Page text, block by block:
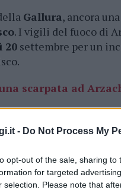
- Do Not Process My
opt-out of the sale, sharing
for targeted
selection. Please note that
Gallura, ancora
. I vigili del fuoco di
20 settembre per un
scarpata ad
è l’ennesima vota
le cause
perde il controllo